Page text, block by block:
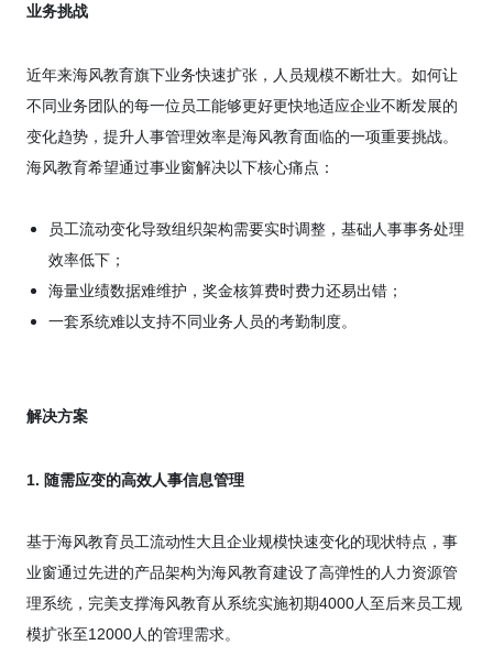
业务挑战
近年来海风教育旗下业务快速扩张，人员规模不断壮大。如何让
不同业务团队的每一位员工能够更好更快地适应企业不断发展的
变化趋势，提升人事管理效率是海风教育面临的一项重要挑战。
海风教育希望通过事业窗解决以下核心痛点：
员工流动变化导致组织架构需要实时调整，基础人事事务处理
效率低下；
海量业绩数据难维护，奖金核算费时费力还易出错；
一套系统难以支持不同业务人员的考勤制度。
解决方案
1. 随需应变的高效人事信息管理
基于海风教育员工流动性大且企业规模快速变化的现状特点，事
业窗通过先进的产品架构为海风教育建设了高弹性的人力资源管
理系统，完美支撑海风教育从系统实施初期4000人至后来员工规
模扩张至12000人的管理需求。